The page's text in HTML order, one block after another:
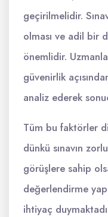
geçirilmelidir.
olması ve adil bir
önemlidir.
güvenirlik
analiz ederek
Tüm bu faktörler
dünkü sınavın
görüşlere sahip
değerlendirme
ihtiyaç